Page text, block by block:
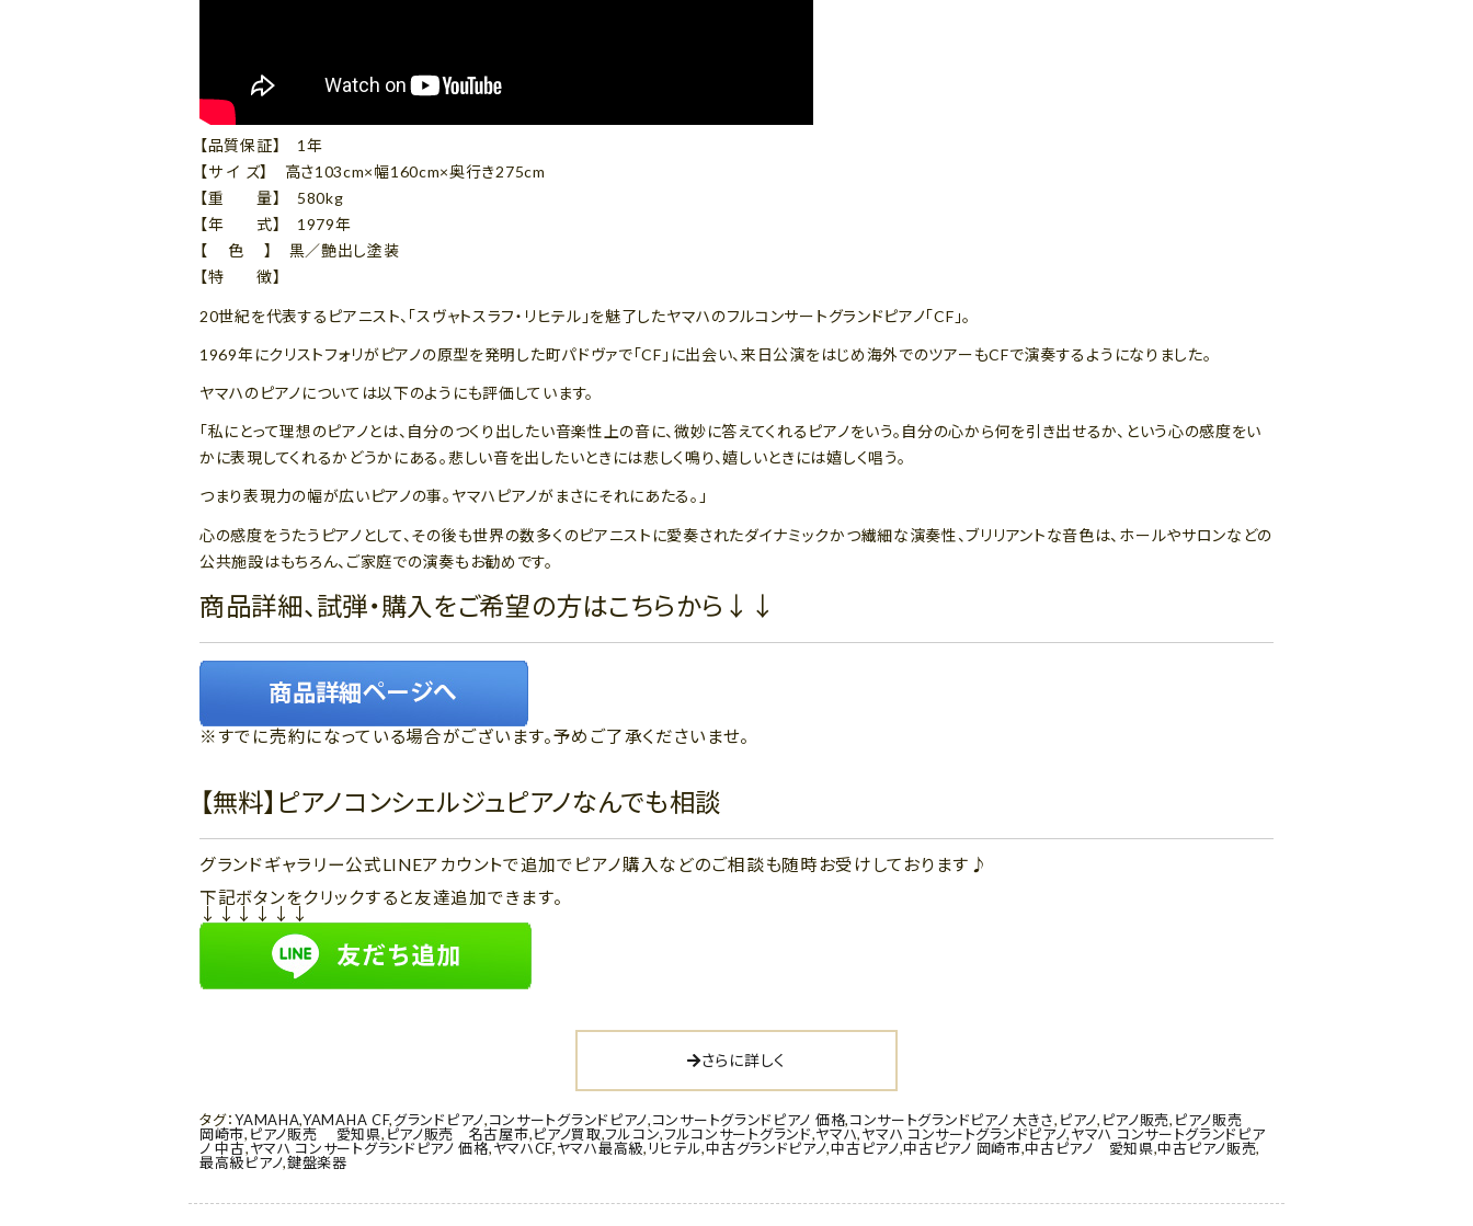
【品質保証】 1年
【サ イ ズ】 高さ103cm×幅160cm×奥行き275cm
【重 量】 580kg
【年 式】 1979年
【 色 】 黒／艶出し塗装
【特 徴】
20世紀を代表するピアニスト、「スヴャトスラフ・リヒテル」を魅了したヤマハのフルコンサートグランドピアノ「CF」。
1969年にクリストフォリがピアノの原型を発明した町パドヴァで「CF」に出会い、来日公演をはじめ海外でのツアーもCFで演奏するようになりました。
ヤマハのピアノについては以下のようにも評価しています。
「私にとって理想のピアノとは、自分のつくり出したい音楽性上の音に、微妙に答えてくれるピアノをいう。自分の心から何を引き出せるか、という心の感度をい
かに表現してくれるかどうかにある。悲しい音を出したいときには悲しく鳴り、嬉しいときには嬉しく唱う。
つまり表現力の幅が広いピアノの事。ヤマハピアノがまさにそれにあたる。」
心の感度をうたうピアノとして、その後も世界の数多くのピアニストに愛奏されたダイナミックかつ繊細な演奏性、ブリリアントな音色は、ホールやサロンなどの
公共施設はもちろん、ご家庭での演奏もお勧めです。
商品詳細、試弾・購入をご希望の方はこちらから↓↓
※すでに売約になっている場合がございます。予めご了承くださいませ。
【無料】ピアノコンシェルジュピアノなんでも相談
グランドギャラリー公式LINEアカウントで追加でピアノ購入などのご相談も随時お受けしております♪
下記ボタンをクリックすると友達追加できます。
↓↓↓↓↓↓
さらに詳しく
タグ：YAMAHA,YAMAHA CF,グランドピアノ,コンサートグランドピアノ,コンサートグランドピアノ 価格,コンサートグランドピアノ 大きさ, ピアノ, ピアノ販売, ピアノ販売
岡崎市, ピアノ販売 愛知県, ピアノ販売 名古屋市,ピアノ買取,フルコン,フルコンサートグランド,ヤマハ,ヤマハ コンサートグランドピアノ,ヤマハ コンサートグランドピア
ノ 中古,ヤマハ コンサートグランドピアノ 価格,ヤマハCF,ヤマハ最高級, リヒテル,中古グランドピアノ,中古ピアノ,中古ピアノ 岡崎市,中古ピアノ 愛知県,中古ピアノ販売,
最高級ピアノ,鍵盤楽器